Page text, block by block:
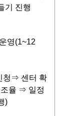
기 진행
영(1~12
청⇒ 센터 확
율 ⇒ 일정
)